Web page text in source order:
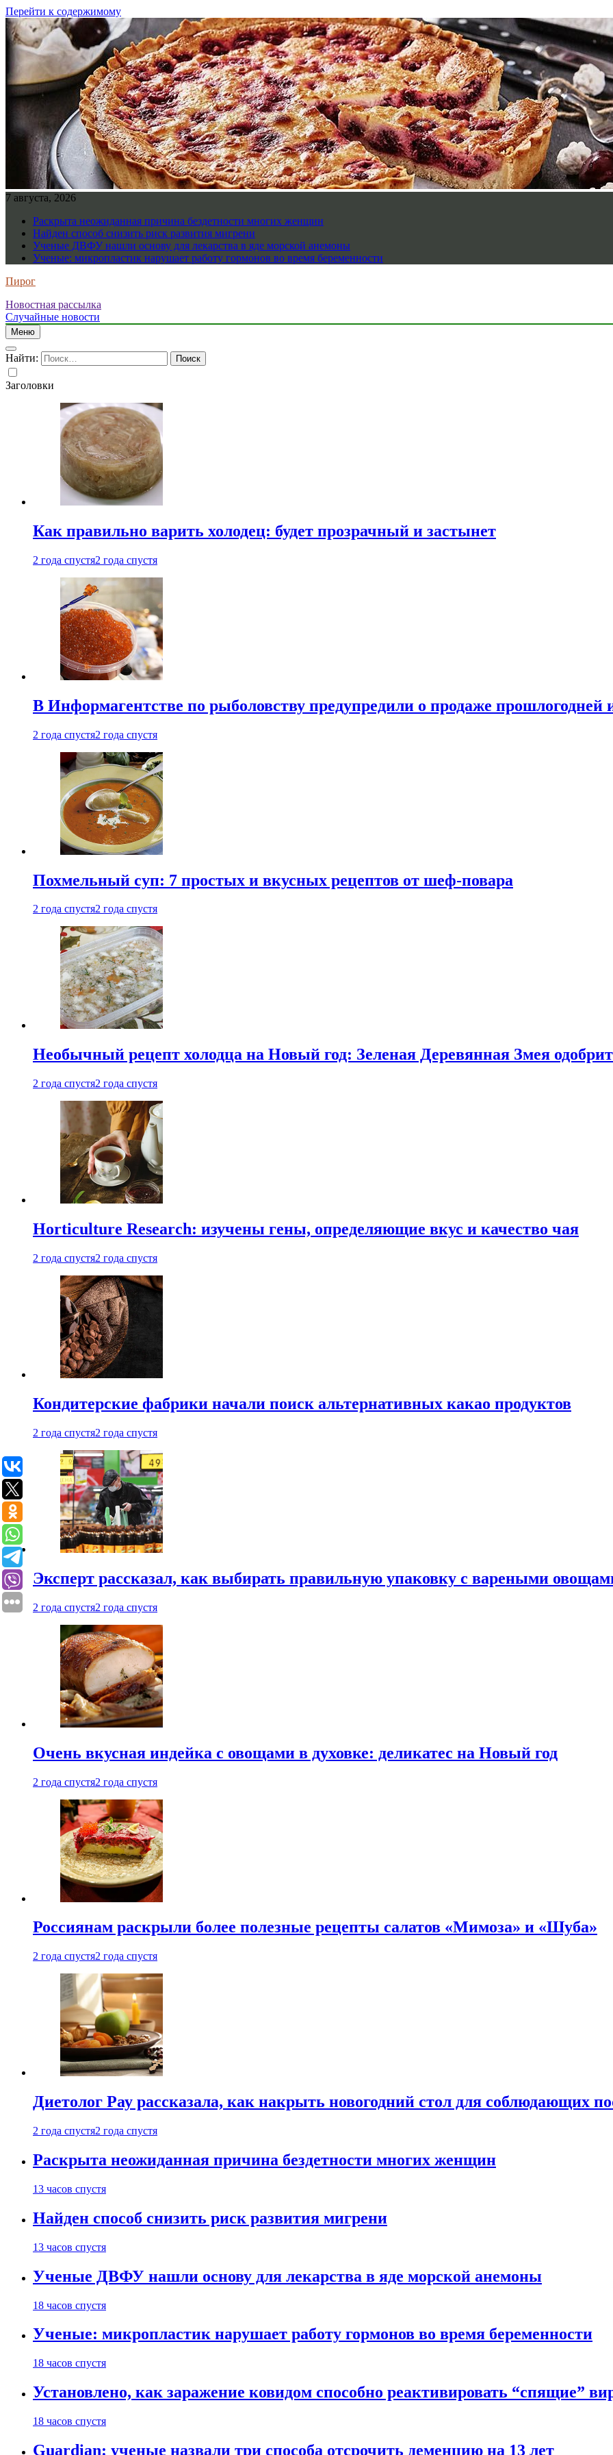
Перейти к содержимому
7 августа, 2026
Раскрыта неожиданная причина бездетности многих женщин
Найден способ снизить риск развития мигрени
Ученые ДВФУ нашли основу для лекарства в яде морской анемоны
Ученые: микропластик нарушает работу гормонов во время беременности
Пирог
Новостная рассылка
Случайные новости
Меню
Найти:
Заголовки
Как правильно варить холодец: будет прозрачный и застынет
2 года спустя2 года спустя
В Информагентстве по рыболовству предупредили о продаже прошлогодней
2 года спустя2 года спустя
Похмельный суп: 7 простых и вкусных рецептов от шеф-повара
2 года спустя2 года спустя
Необычный рецепт холодца на Новый год: Зеленая Деревянная Змея одобрит
2 года спустя2 года спустя
Horticulture Research: изучены гены, определяющие вкус и качество чая
2 года спустя2 года спустя
Кондитерские фабрики начали поиск альтернативных какао продуктов
2 года спустя2 года спустя
Эксперт рассказал, как выбирать правильную упаковку с вареными
2 года спустя2 года спустя
Очень вкусная индейка с овощами в духовке: деликатес на Новый год
2 года спустя2 года спустя
Россиянам раскрыли более полезные рецепты салатов «Мимоза» и «Шуба»
2 года спустя2 года спустя
Диетолог Рау рассказала, как накрыть новогодний стол для соблюдающих
2 года спустя2 года спустя
Раскрыта неожиданная причина бездетности многих женщин
13 часов спустя
Найден способ снизить риск развития мигрени
13 часов спустя
Ученые ДВФУ нашли основу для лекарства в яде морской анемоны
18 часов спустя
Ученые: микропластик нарушает работу гормонов во время беременности
18 часов спустя
Установлено, как заражение ковидом способно реактивировать “спящие”
18 часов спустя
Guardian: ученые назвали три способа отсрочить деменцию на 13 лет